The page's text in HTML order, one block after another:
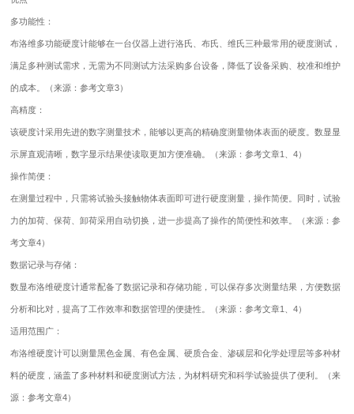
多功能性：
布洛维多功能硬度计能够在一台仪器上进行洛氏、布氏、维氏三种最常用的硬度测试，
满足多种测试需求，无需为不同测试方法采购多台设备，降低了设备采购、校准和维护
的成本。（来源：参考文章3）
高精度：
该硬度计采用先进的数字测量技术，能够以更高的精确度测量物体表面的硬度。数显显
示屏直观清晰，数字显示结果使读取更加方便准确。（来源：参考文章1、4）
操作简便：
在测量过程中，只需将试验头接触物体表面即可进行硬度测量，操作简便。同时，试验
力的加荷、保荷、卸荷采用自动切换，进一步提高了操作的简便性和效率。（来源：参
考文章4）
数据记录与存储：
数显布洛维硬度计通常配备了数据记录和存储功能，可以保存多次测量结果，方便数据
分析和比对，提高了工作效率和数据管理的便捷性。（来源：参考文章1、4）
适用范围广：
布洛维硬度计可以测量黑色金属、有色金属、硬质合金、渗碳层和化学处理层等多种材
料的硬度，涵盖了多种材料和硬度测试方法，为材料研究和科学试验提供了便利。（来
源：参考文章4）